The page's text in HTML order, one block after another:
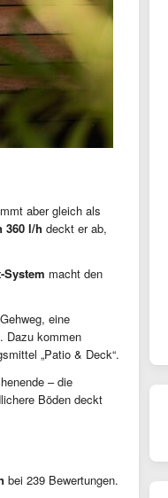
aber gleich als
360 l/h deckt er ab,
System macht den
eine
Dazu kommen
„Patio & Deck“.
– die
Böden deckt
bei 239 Bewertungen.